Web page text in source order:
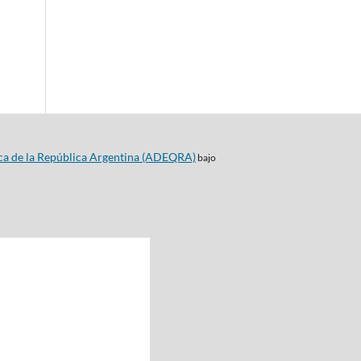
de la República Argentina (ADEQRA)bajo